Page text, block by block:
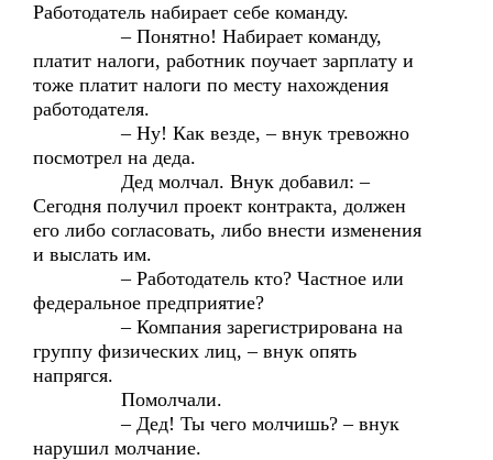
Работодатель набирает себе команду.
– Понятно! Набирает команду,
платит налоги, работник поучает зарплату и
тоже платит налоги по месту нахождения
работодателя.
– Ну! Как везде, – внук тревожно
посмотрел на деда.
Дед молчал. Внук добавил: –
Сегодня получил проект контракта, должен
его либо согласовать, либо внести изменения
и выслать им.
– Работодатель кто? Частное или
федеральное предприятие?
– Компания зарегистрирована на
группу физических лиц, – внук опять
напрягся.
Помолчали.
– Дед! Ты чего молчишь? – внук
нарушил молчание.